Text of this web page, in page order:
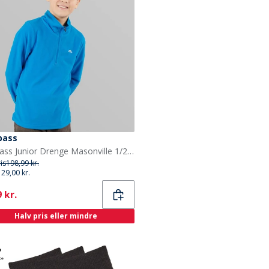
Trespass Junior Drenge Masonville 1/2 Lynlås Mikro Fleece Kobolt
198,99 kr.
kr.
kr.
Halv pris eller mindre